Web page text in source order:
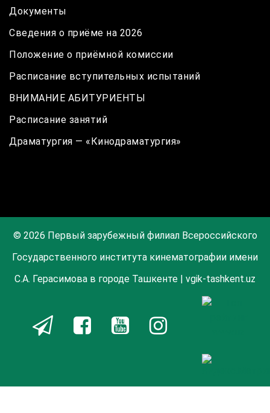
Документы
Сведения о приёме на 2026
Положение о приёмной комиссии
Расписание вступительных испытаний
ВНИМАНИЕ АБИТУРИЕНТЫ
Расписание занятий
Драматургия — «Кинодраматургия»
© 2026 Первый зарубежный филиал Всероссийского
Государственного института кинематографии имени
С.А. Герасимова в городе Ташкенте | vgik-tashkent.uz